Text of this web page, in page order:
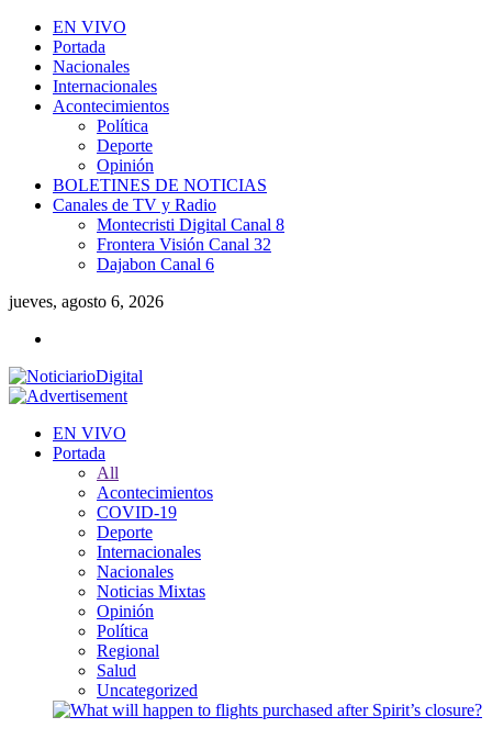
EN VIVO
Portada
Nacionales
Internacionales
Acontecimientos
Política
Deporte
Opinión
BOLETINES DE NOTICIAS
Canales de TV y Radio
Montecristi Digital Canal 8
Frontera Visión Canal 32
Dajabon Canal 6
jueves, agosto 6, 2026
EN VIVO
Portada
All
Acontecimientos
COVID-19
Deporte
Internacionales
Nacionales
Noticias Mixtas
Opinión
Política
Regional
Salud
Uncategorized